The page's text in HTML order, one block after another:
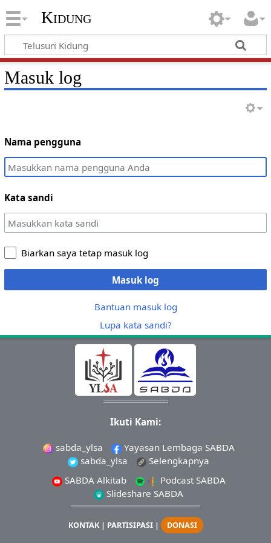
Kidung
Masuk log
Nama pengguna
Kata sandi
Biarkan saya tetap masuk log
Masuk log
Bantuan masuk log
Lupa kata sandi?
Ikuti Kami:
sabda_ylsa
Yayasan Lembaga SABDA
sabda_ylsa
Selengkapnya
SABDA Alkitab
Podcast SABDA
Slideshare SABDA
KONTAK| PARTISIPASI| DONASI